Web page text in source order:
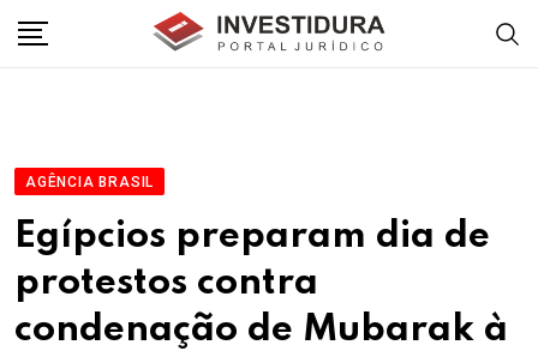
AGÊNCIA BRASIL
Egípcios preparam dia de
protestos contra
condenação de Mubarak à